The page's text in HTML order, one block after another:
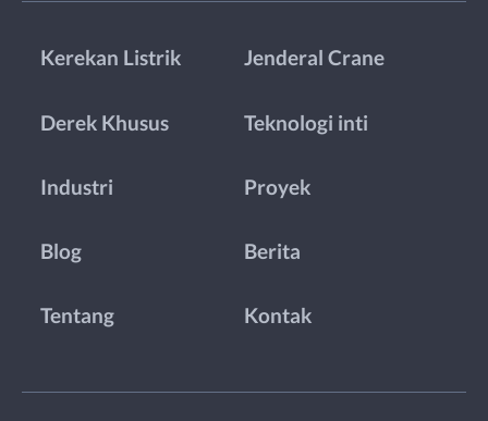
Kerekan Listrik Jenderal Crane
Derek Khusus Teknologi inti
Industri Proyek
Blog Berita
Tentang Kontak